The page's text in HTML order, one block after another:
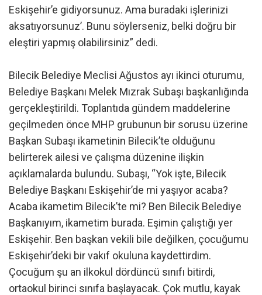
Eskişehir’e gidiyorsunuz. Ama buradaki işlerinizi
aksatıyorsunuz’. Bunu söylerseniz, belki doğru bir
eleştiri yapmış olabilirsiniz” dedi.
Bilecik Belediye Meclisi Ağustos ayı ikinci oturumu,
Belediye Başkanı Melek Mızrak Subaşı başkanlığında
gerçekleştirildi. Toplantıda gündem maddelerine
geçilmeden önce MHP grubunun bir sorusu üzerine
Başkan Subaşı ikametinin Bilecik’te olduğunu
belirterek ailesi ve çalışma düzenine ilişkin
açıklamalarda bulundu. Subaşı, “Yok işte, Bilecik
Belediye Başkanı Eskişehir’de mi yaşıyor acaba?
Acaba ikametim Bilecik’te mi? Ben Bilecik Belediye
Başkanıyım, ikametim burada. Eşimin çalıştığı yer
Eskişehir. Ben başkan vekili bile değilken, çocuğumu
Eskişehir’deki bir vakıf okuluna kaydettirdim.
Çocuğum şu an ilkokul dördüncü sınıfı bitirdi,
ortaokul birinci sınıfa başlayacak. Çok mutlu, kayak